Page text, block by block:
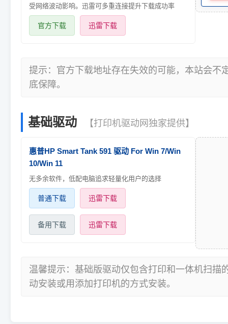
受网络波动影响。迅雷可多重连接提升下载成功率
官方下载 迅雷下载
提示：官方下载地址存在失效的可能，本站会不
底保障。
基础驱动 【打印机驱动网独家提供】
惠普HP Smart Tank 591 驱动 For Win 7/Win
10/Win 11
无多余软件，低配电脑追求轻量化用户的选择
普通下载 迅雷下载
备用下载 迅雷下载
温馨提示：基础版驱动仅包含打印和一体机扫描
动安装或用添加打印机的方式安装。